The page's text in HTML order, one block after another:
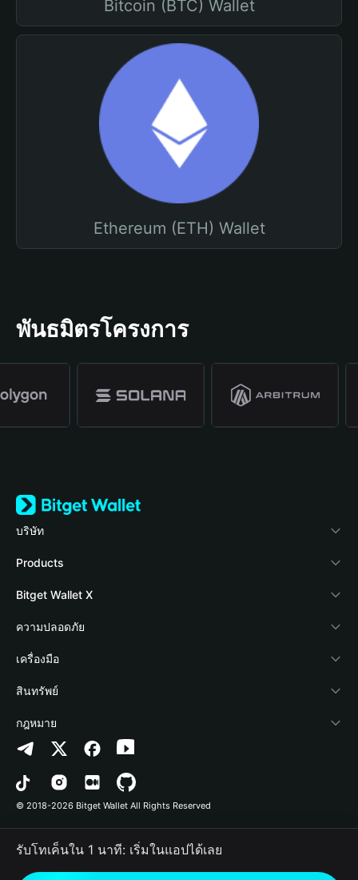
Bitcoin (BTC) Wallet
Ethereum (ETH) Wallet
พันธมิตรโครงการ
บริษัท
เกี่ยวกับ Bitget Wallet
Blog
Academy
ข่าวสารด้านคริปโต
ศูนย์ช่วยเหลือ
ติดต่อเรา
ทรัพยากรข้อมูลของแบรนด์
อาชีพ
Products
Crypto Card
Stablecoin Earn
Payfi Crypto
Crypto Swap API
Altcoin Season Index
Prediction Markets
DApp
RWA
Bitget Wallet X
นักพัฒนา
เชื่อมต่อ Wallet
Bitget Wallet Pay
ลิสต์โปรเจกต์
ความปลอดภัย
Protection Fund
เทคโนโลยีความปลอดภัย
เครื่องมือ
ซื้อคริปโต
การตรวจจับการอนุญาต
การตรวจจับสัญญา
การโอนเป็นชุด
สินทรัพย์
Arbitrum
Avalanche
Bitcoin
Polygon
กฎหมาย
นโยบายความเป็นส่วนตัว
ข้อตกลงในการใช้บริการ
© 2018-2026 Bitget Wallet All Rights Reserved
รับโทเค็นใน 1 นาที: เริ่มในแอปได้เลย